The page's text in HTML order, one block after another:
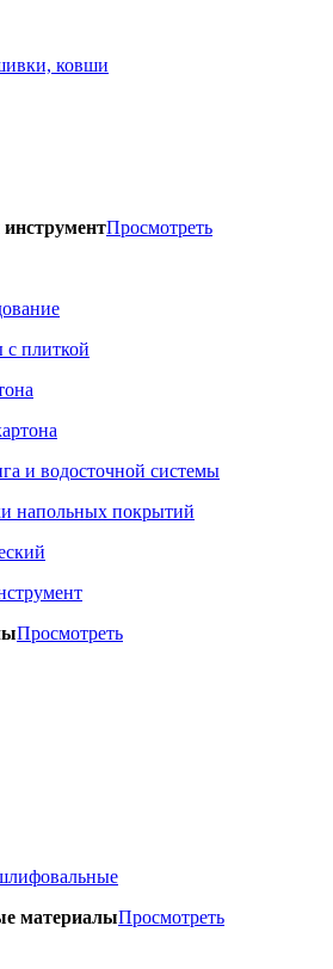
ковши
Просмотреть
с плиткой
и водосточной системы
напольных покрытий
Просмотреть
материалыПросмотреть